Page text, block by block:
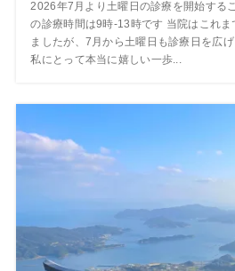
2026年7月より土曜日の診療を開始する
の診療時間は9時-13時です 当院はこれ
ましたが、7月から土曜日も診療日を広
私にとって本当に嬉しい一歩...